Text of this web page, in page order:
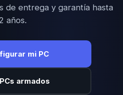
de entrega y garantía hasta
años.
mi PC
armados